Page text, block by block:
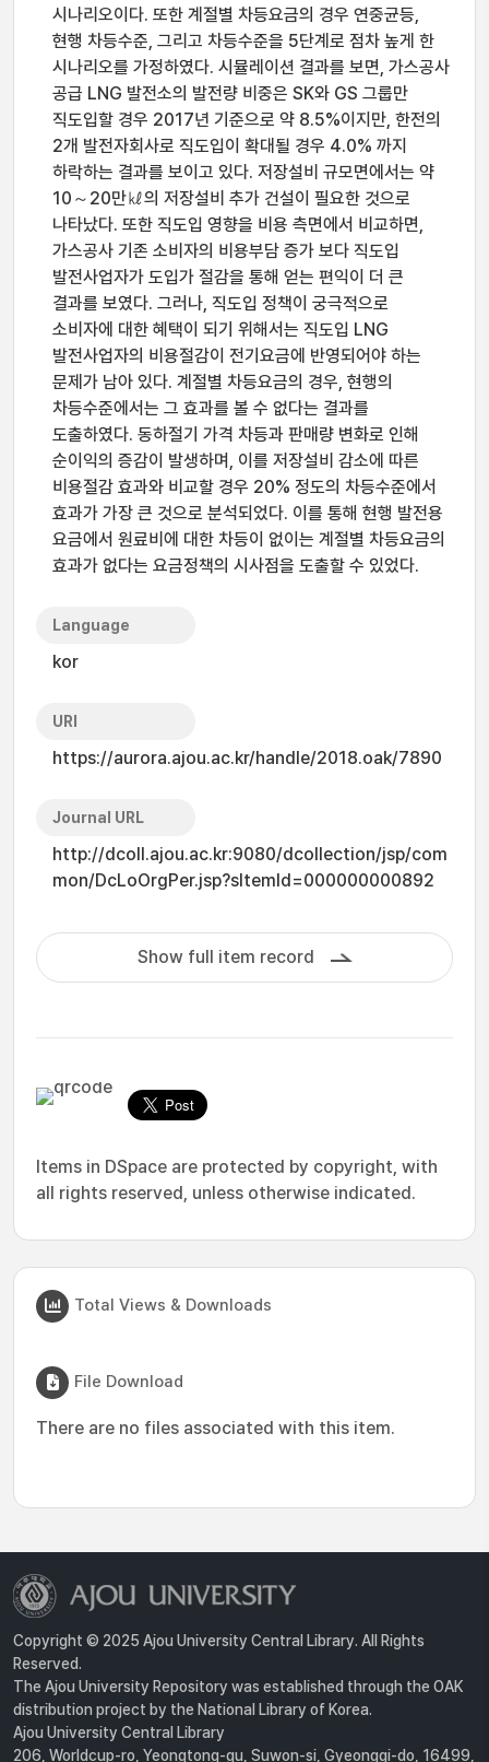
시나리오이다. 또한 계절별 차등요금의 경우 연중균등,
현행 차등수준, 그리고 차등수준을 5단계로 점차 높게 한
시나리오를 가정하였다. 시뮬레이션 결과를 보면, 가스공사
공급 LNG 발전소의 발전량 비중은 SK와 GS 그룹만
직도입할 경우 2017년 기준으로 약 8.5%이지만, 한전의
2개 발전자회사로 직도입이 확대될 경우 4.0% 까지
하락하는 결과를 보이고 있다. 저장설비 규모면에서는 약
10～20만㎘의 저장설비 추가 건설이 필요한 것으로
나타났다. 또한 직도입 영향을 비용 측면에서 비교하면,
가스공사 기존 소비자의 비용부담 증가 보다 직도입
발전사업자가 도입가 절감을 통해 얻는 편익이 더 큰
결과를 보였다. 그러나, 직도입 정책이 궁극적으로
소비자에 대한 혜택이 되기 위해서는 직도입 LNG
발전사업자의 비용절감이 전기요금에 반영되어야 하는
문제가 남아 있다. 계절별 차등요금의 경우, 현행의
차등수준에서는 그 효과를 볼 수 없다는 결과를
도출하였다. 동하절기 가격 차등과 판매량 변화로 인해
순이익의 증감이 발생하며, 이를 저장설비 감소에 따른
비용절감 효과와 비교할 경우 20% 정도의 차등수준에서
효과가 가장 큰 것으로 분석되었다. 이를 통해 현행 발전용
요금에서 원료비에 대한 차등이 없이는 계절별 차등요금의
효과가 없다는 요금정책의 시사점을 도출할 수 있었다.
Language
kor
URI
https://aurora.ajou.ac.kr/handle/2018.oak/7890
Journal URL
http://dcoll.ajou.ac.kr:9080/dcollection/jsp/com
mon/DcLoOrgPer.jsp?sItemId=000000000892
Show full item record
Items in DSpace are protected by copyright, with
all rights reserved, unless otherwise indicated.
Total Views & Downloads
File Download
There are no files associated with this item.
Copyright © 2025 Ajou University Central Library. All Rights
Reserved.
The Ajou University Repository was established through the OAK
distribution project by the National Library of Korea.
Ajou University Central Library
206, Worldcup-ro, Yeongtong-gu, Suwon-si, Gyeonggi-do, 16499,